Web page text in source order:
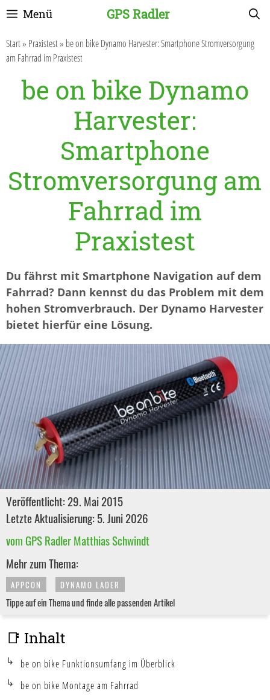
Zum
springen
GPS Radler
Menü
Start» Praxistest» be on bike Dynamo Harvester: Smartphone Stromversorgung
am Fahrrad im Praxistest
be on bike Dynamo
Harvester:
Smartphone
Stromversorgung am
Fahrrad im
Praxistest
Du fährst mit Smartphone Navigation auf dem
Fahrrad? Dann kennst du das Problem mit dem
hohen Stromverbrauch. Der Dynamo Harvester
bietet hierfür eine Lösung.
Veröffentlicht: 29. Mai 2015
Letzte Aktualisierung: 5. Juni 2026
vom GPS Radler Matthias Schwindt
Mehr zum Thema:
APPCON DYNAMO LADER
Tippe auf ein Thema und finde alle passenden Artikel
📑 Inhalt
be on bike Funktionsumfang im Überblick
be on bike Montage am Fahrrad